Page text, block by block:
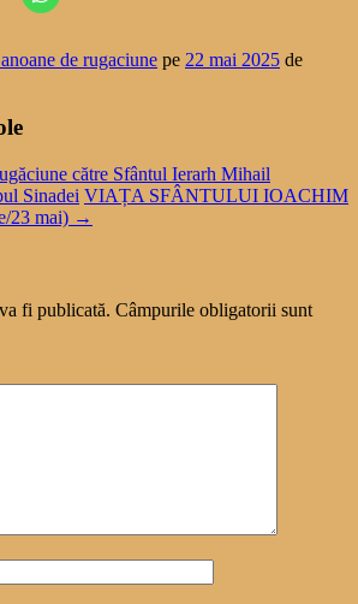
de rugaciune pe 22 mai 2025 de
către Sfântul Ierarh Mihail
Sinadei VIAȚA SFÂNTULUI IOACHIM
23 mai) →
fi publicată. Câmpurile obligatorii sunt